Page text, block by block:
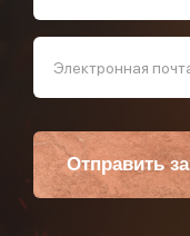
Электронная
Отправить